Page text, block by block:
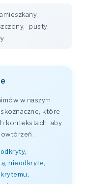
,
, pusty,
w naszym
które
kontekstach, aby
odkryty,
nieodkryte,